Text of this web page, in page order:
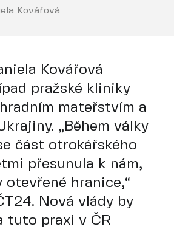
Kovářová
Kovářová
pražské kliniky
mateřstvím a
„Během války
část otrokářského
přesunula k nám,
otevřené hranice,“
Nová vlády by
tuto praxi v ČR